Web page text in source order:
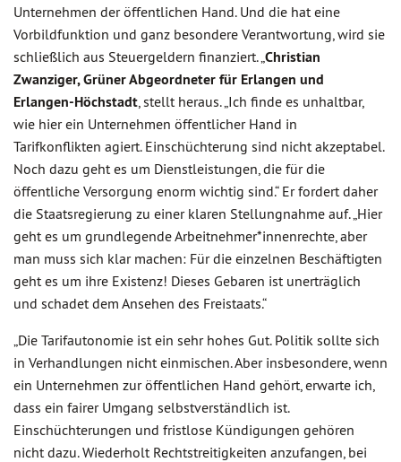
Unternehmen der öffentlichen Hand. Und die hat eine
Vorbildfunktion und ganz besondere Verantwortung, wird sie
schließlich aus Steuergeldern finanziert. „Christian
Zwanziger, Grüner Abgeordneter für Erlangen und
Erlangen-Höchstadt, stellt heraus. „Ich finde es unhaltbar,
wie hier ein Unternehmen öffentlicher Hand in
Tarifkonflikten agiert. Einschüchterung sind nicht akzeptabel.
Noch dazu geht es um Dienstleistungen, die für die
öffentliche Versorgung enorm wichtig sind.“ Er fordert daher
die Staatsregierung zu einer klaren Stellungnahme auf. „Hier
geht es um grundlegende Arbeitnehmer*innenrechte, aber
man muss sich klar machen: Für die einzelnen Beschäftigten
geht es um ihre Existenz! Dieses Gebaren ist unerträglich
und schadet dem Ansehen des Freistaats.“
„Die Tarifautonomie ist ein sehr hohes Gut. Politik sollte sich
in Verhandlungen nicht einmischen. Aber insbesondere, wenn
ein Unternehmen zur öffentlichen Hand gehört, erwarte ich,
dass ein fairer Umgang selbstverständlich ist.
Einschüchterungen und fristlose Kündigungen gehören
nicht dazu. Wiederholt Rechtstreitigkeiten anzufangen, bei